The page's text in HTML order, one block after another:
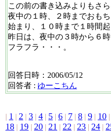
この前の書き込みよりもさ
夜中の１時、２時までおも
始まり、１０時まで１時間
昨日は、夜中の３時から６
フラフラ・・・。
回答日時：2006/05/12
回答者 : ゆーこちん
| 1 | 2 | 3 | 4 | 5 | 6 | 7 | 8 | 9 | 10 |
18 | 19 | 20 | 21 | 22 | 23 | 24 |